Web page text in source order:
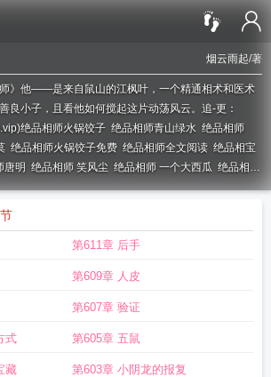
烟云雨起/著
》他——是来自鼠山的江枫叶，一个精通相术和医术
良小子，且看他如何搅起这片动荡风云。追-更：
绝品相师火锅饺子 绝品相师青山绿水 绝品相师
绝品相师火锅饺子免费 绝品相师全文阅读 绝品相宝
唐明 绝品相师 笑风尘 绝品相师 一个大西瓜 绝品相师
晓璇绝品相师秦宁白晓璇免费阅读绝品相师秦宁绝
雨起
第611章 后手
第609章 人皮
第607章 验证
式 第605章 五鼠
藏 第603章 小阴龙的报复